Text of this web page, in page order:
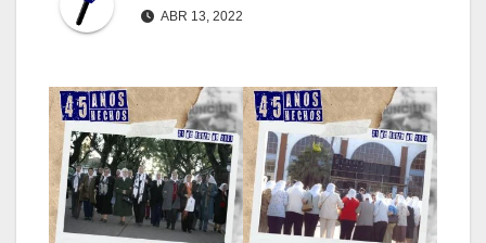
ABR 13, 2022